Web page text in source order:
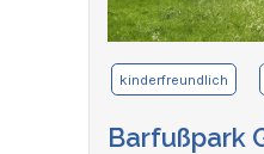
kinderfreundlich
Barfußpark